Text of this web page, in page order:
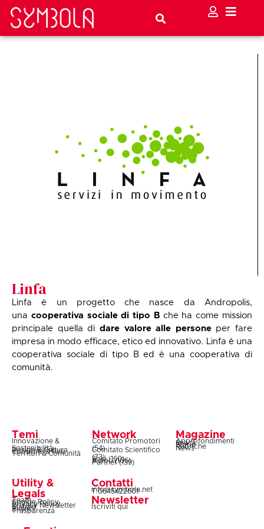
Linfa
Linfa è un progetto che nasce da Andropolis,
una cooperativa sociale di tipo Bche ha come mission
principale quella di dare valore alle personeper fare
impresa in modo efficace, etico ed innovativo. Linfa è una
cooperativa sociale di tipo B ed è una cooperativa di
comunità.
Temi
Innovazione &
Sostenibilità
Design & Cultura
Coesione & Reti
Territori & Comunità
Network
Comitato Promotori
(54)
Comitato Scientifico
(73)
Soci (160)
Autori (106)
Partner (139)
Magazine
Approfondimenti
Snack
Storie
Rubriche
News
Utility &
Legals
Team
Cookie Policy
Privacy Policy
Privacy Newsletter
Statuto
Bilanci
Trasparenza
Contatti
info@symbola.net
T.0645422601
Newsletter
Iscriviti qui